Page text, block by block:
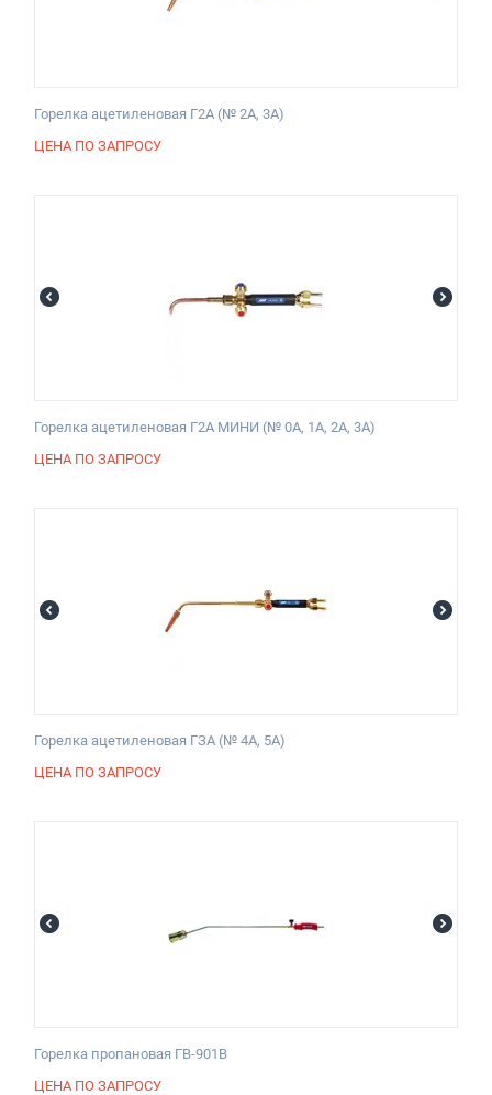
Горелка ацетиленовая Г2А (№ 2А, 3А)
ЦЕНА ПО ЗАПРОСУ
Горелка ацетиленовая Г2А МИНИ (№ 0А, 1А, 2А, 3А)
ЦЕНА ПО ЗАПРОСУ
Горелка ацетиленовая ГЗА (№ 4А, 5А)
ЦЕНА ПО ЗАПРОСУ
Горелка пропановая ГВ-901В
ЦЕНА ПО ЗАПРОСУ